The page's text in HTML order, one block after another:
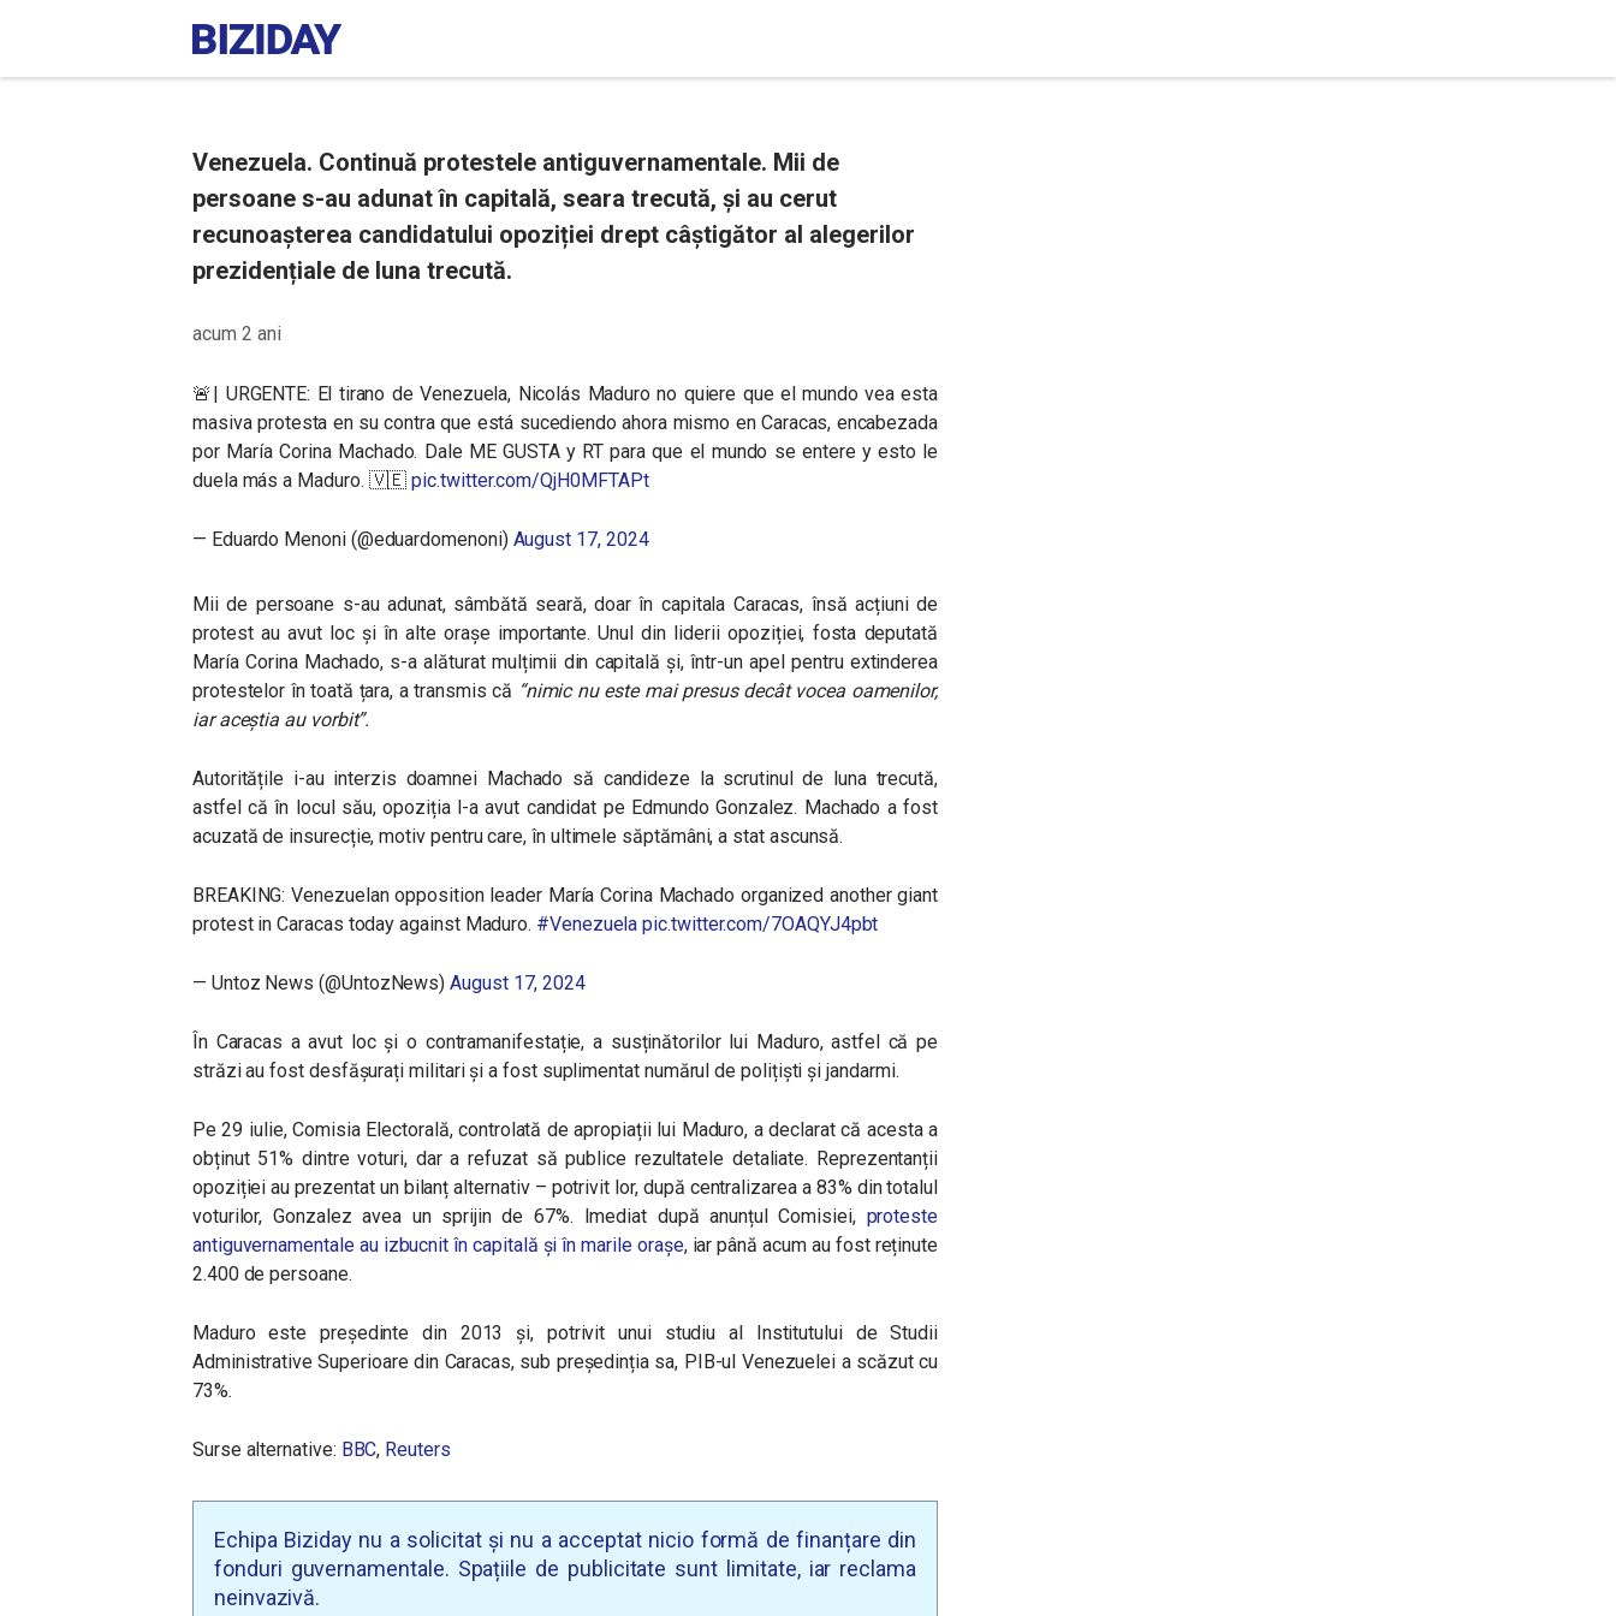
Venezuela. Continuă protestele antiguvernamentale. Mii de
persoane s-au adunat în capitală, seara trecută, și au cerut
recunoașterea candidatului opoziției drept câștigător al alegerilor
prezidențiale de luna trecută.
acum 2 ani
🚨| URGENTE: El tirano de Venezuela, Nicolás Maduro no quiere que el mundo vea esta
masiva protesta en su contra que está sucediendo ahora mismo en Caracas, encabezada
por María Corina Machado. Dale ME GUSTA y RT para que el mundo se entere y esto le
duela más a Maduro. 🇻🇪pic.twitter.com/QjH0MFTAPt
— Eduardo Menoni (@eduardomenoni) August 17, 2024
Mii de persoane s-au adunat, sâmbătă seară, doar în capitala Caracas, însă acțiuni de
protest au avut loc și în alte orașe importante. Unul din liderii opoziției, fosta deputată
María Corina Machado, s-a alăturat mulțimii din capitală și, într-un apel pentru extinderea
protestelor în toată țara, a transmis că “nimic nu este mai presus decât vocea oamenilor,
iar aceștia au vorbit”.
Autoritățile i-au interzis doamnei Machado să candideze la scrutinul de luna trecută,
astfel că în locul său, opoziția l-a avut candidat pe Edmundo Gonzalez. Machado a fost
acuzată de insurecție, motiv pentru care, în ultimele săptămâni, a stat ascunsă.
BREAKING: Venezuelan opposition leader María Corina Machado organized another giant
protest in Caracas today against Maduro. #Venezuela pic.twitter.com/7OAQYJ4pbt
— Untoz News (@UntozNews)August 17, 2024
În Caracas a avut loc și o contramanifestație, a susținătorilor lui Maduro, astfel că pe
străzi au fost desfășurați militari și a fost suplimentat numărul de polițiști și jandarmi.
Pe 29 iulie, Comisia Electorală, controlată de apropiații lui Maduro, a declarat că acesta a
obținut 51% dintre voturi, dar a refuzat să publice rezultatele detaliate. Reprezentanții
opoziției au prezentat un bilanț alternativ – potrivit lor, după centralizarea a 83% din totalul
voturilor, Gonzalez avea un sprijin de 67%. Imediat după anunțul Comisiei, proteste
antiguvernamentale au izbucnit în capitală și în marile orașe, iar până acum au fost reținute
2.400 de persoane.
Maduro este președinte din 2013 și, potrivit unui studiu al Institutului de Studii
Administrative Superioare din Caracas, sub președinția sa, PIB-ul Venezuelei a scăzut cu
73%.
Surse alternative: BBC, Reuters
Echipa Biziday nu a solicitat și nu a acceptat nicio formă de finanțare din
fonduri guvernamentale. Spațiile de publicitate sunt limitate, iar reclama
neinvazivă.